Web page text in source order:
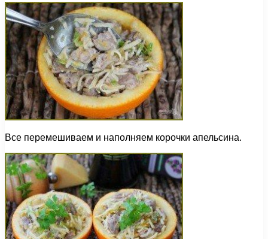
Все перемешиваем и наполняем корочки апельсина.